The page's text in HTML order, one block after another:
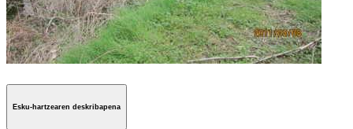
Esku-hartzearen deskribapena